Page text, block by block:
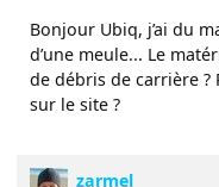
Bonjour Ubiq, j’ai du
d’une meule... Le
de débris de carrière ?
sur le site ?
zarmel